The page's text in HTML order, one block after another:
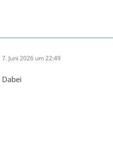
7. Juni 2026 um 22:49
Dabei